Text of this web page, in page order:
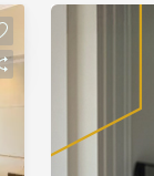
(12)